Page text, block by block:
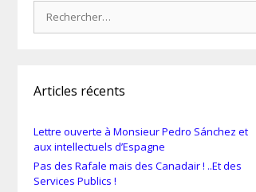
Articles récents
Lettre ouverte à Monsieur Pedro Sánchez et
aux intellectuels d’Espagne
Pas des Rafale mais des Canadair ! ..Et des
Services Publics !